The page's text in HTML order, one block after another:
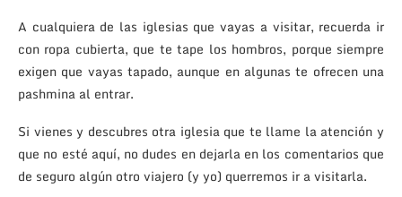
A cualquiera de las iglesias que vayas a visitar, recuerda ir
con ropa cubierta, que te tape los hombros, porque siempre
exigen que vayas tapado, aunque en algunas te ofrecen una
pashmina al entrar.
Si vienes y descubres otra iglesia que te llame la atención y
que no esté aquí, no dudes en dejarla en los comentarios que
de seguro algún otro viajero (y yo) querremos ir a visitarla.